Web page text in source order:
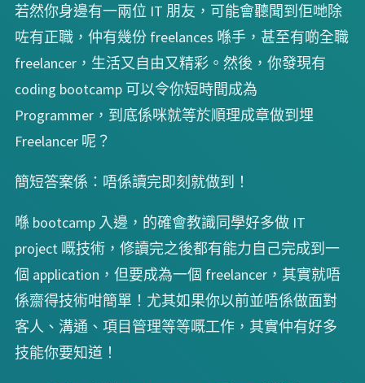
若然你身邊有一兩位 IT 朋友，可能會聽聞到佢哋除
咗有正職，仲有幾份 freelances 喺手，甚至有啲全職
freelancer，生活又自由又精彩。然後，你發現有
coding bootcamp 可以令你短時間成為
Programmer，到底係咪就等於順理成章做到埋
Freelancer 呢？
簡短答案係：唔係讀完即刻就做到！
喺 bootcamp 入邊，的確會教識同學好多做 IT
project 嘅技術，修讀完之後都有能力自己完成到一
個 application，但要成為一個 freelancer，其實就唔
係齋得技術咁簡單！尤其如果你以前並唔係做面對
客人、溝通、項目管理等等嘅工作，其實仲有好多
技能你要知道！